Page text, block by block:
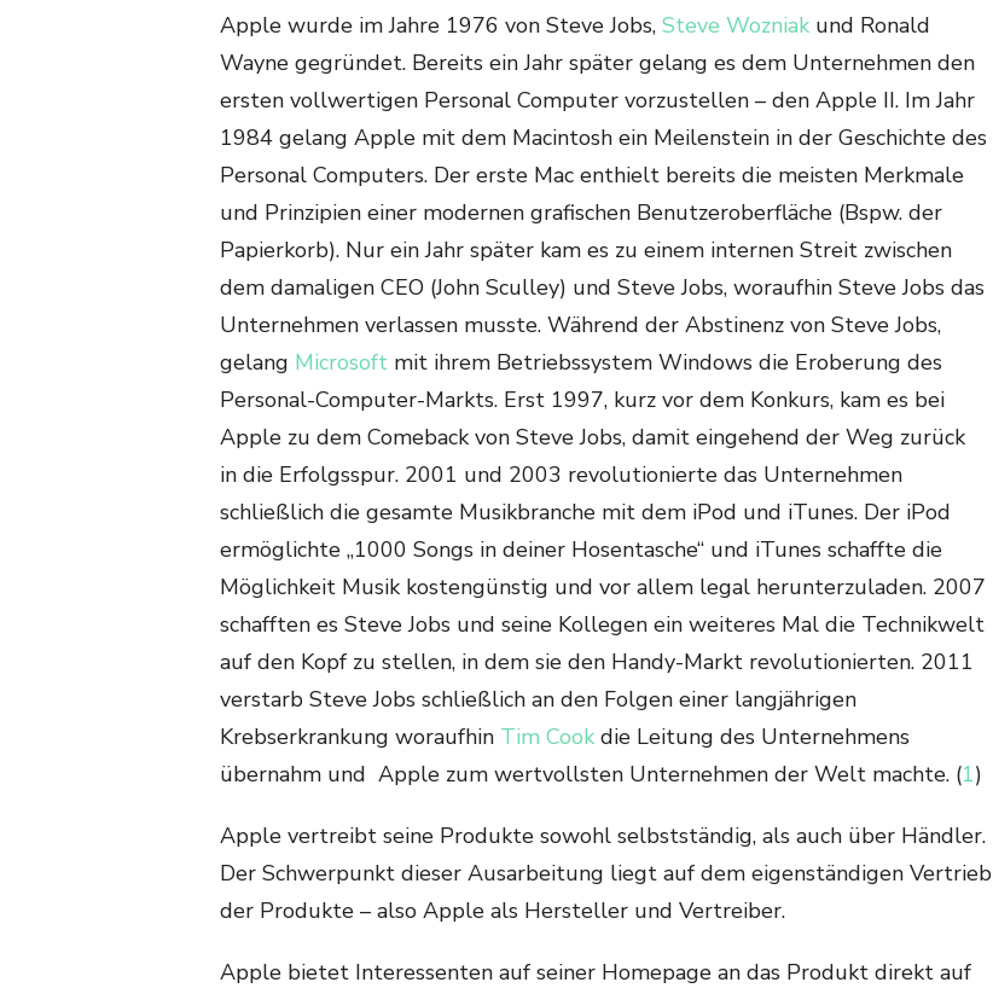
Apple wurde im Jahre 1976 von Steve Jobs, Steve Wozniak und Ronald
Wayne gegründet. Bereits ein Jahr später gelang es dem Unternehmen den
ersten vollwertigen Personal Computer vorzustellen – den Apple II. Im Jahr
1984 gelang Apple mit dem Macintosh ein Meilenstein in der Geschichte des
Personal Computers. Der erste Mac enthielt bereits die meisten Merkmale
und Prinzipien einer modernen grafischen Benutzeroberfläche (Bspw. der
Papierkorb). Nur ein Jahr später kam es zu einem internen Streit zwischen
dem damaligen CEO (John Sculley) und Steve Jobs, woraufhin Steve Jobs das
Unternehmen verlassen musste. Während der Abstinenz von Steve Jobs,
gelang Microsoft mit ihrem Betriebssystem Windows die Eroberung des
Personal-Computer-Markts. Erst 1997, kurz vor dem Konkurs, kam es bei
Apple zu dem Comeback von Steve Jobs, damit eingehend der Weg zurück
in die Erfolgsspur. 2001 und 2003 revolutionierte das Unternehmen
schließlich die gesamte Musikbranche mit dem iPod und iTunes. Der iPod
ermöglichte „1000 Songs in deiner Hosentasche“ und iTunes schaffte die
Möglichkeit Musik kostengünstig und vor allem legal herunterzuladen. 2007
schafften es Steve Jobs und seine Kollegen ein weiteres Mal die Technikwelt
auf den Kopf zu stellen, in dem sie den Handy-Markt revolutionierten. 2011
verstarb Steve Jobs schließlich an den Folgen einer langjährigen
Krebserkrankung woraufhin Tim Cook die Leitung des Unternehmens
übernahm und Apple zum wertvollsten Unternehmen der Welt machte. (1)
Apple vertreibt seine Produkte sowohl selbstständig, als auch über Händler.
Der Schwerpunkt dieser Ausarbeitung liegt auf dem eigenständigen Vertrieb
der Produkte – also Apple als Hersteller und Vertreiber.
Apple bietet Interessenten auf seiner Homepage an das Produkt direkt auf